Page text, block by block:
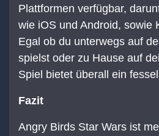
Plattformen verfügbar,
wie iOS und Android, sowie
Egal ob du unterwegs auf
spielst oder zu Hause auf
Spiel bietet überall ein
Fazit
Angry Birds Star Wars ist